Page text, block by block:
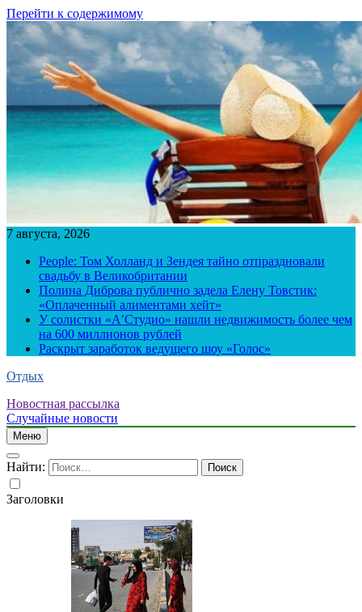
Перейти к содержимому
7 августа, 2026
People: Том Холланд и Зендея тайно отпраздновали
свадьбу в Великобритании
Полина Диброва публично задела Елену Товстик:
«Оплаченный алиментами хейт»
У солистки «А’Студио» нашли недвижимость более чем
на 600 миллионов рублей
Раскрыт заработок ведущего шоу «Голос»
Отдых
Новостная рассылка
Случайные новости
Меню
Найти:
Заголовки